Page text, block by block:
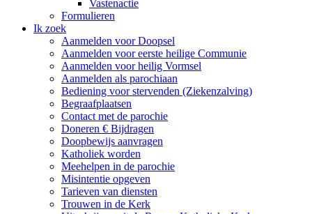
Vastenactie
Formulieren
Ik zoek
Aanmelden voor Doopsel
Aanmelden voor eerste heilige Communie
Aanmelden voor heilig Vormsel
Aanmelden als parochiaan
Bediening voor stervenden (Ziekenzalving)
Begraafplaatsen
Contact met de parochie
Doneren € Bijdragen
Doopbewijs aanvragen
Katholiek worden
Meehelpen in de parochie
Misintentie opgeven
Tarieven van diensten
Trouwen in de Kerk